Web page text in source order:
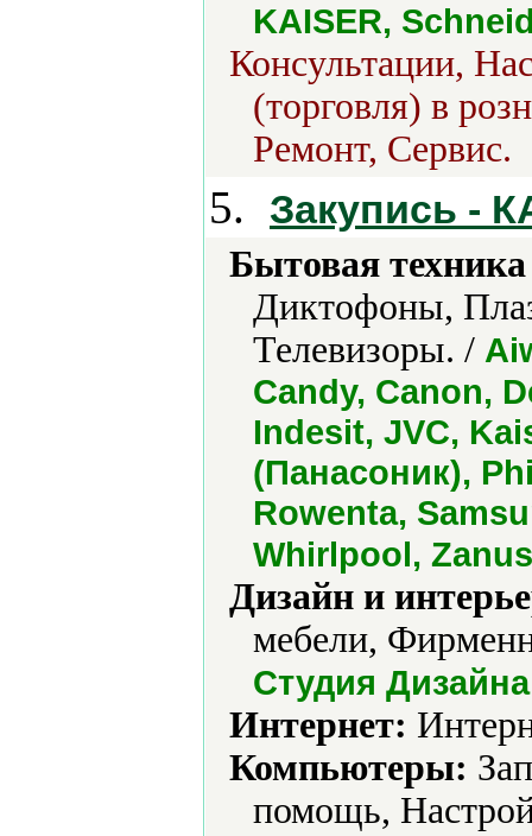
KAISER,
Консультации,
(торговля) в
Ремонт, Сервис.
5. Закупись -
Бытовая
Диктофоны,
Телевизоры. /
Candy, Canon,
Indesit, JVC,
(Панасоник),
Rowenta,
Whirlpool,
Дизайн и
мебели,
Студия
Интернет:
Компьютеры:
помощь,